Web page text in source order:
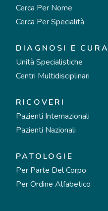
Cerca Per Nome
Cerca Per Specialità
DIAGNOSI E CURA
Unità Specialistiche
Centri Multidisciplinari
RICOVERI
Pazienti Internazionali
Pazienti Nazionali
PATOLOGIE
Per Parte Del Corpo
Per Ordine Alfabetico